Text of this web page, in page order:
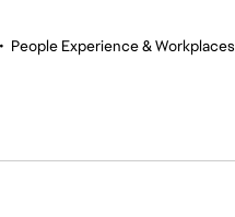
• People Experience & Workplaces